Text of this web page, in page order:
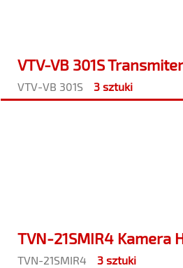
VTV-VB 301S
VTV-VB 301S 3 sztuki
TVN-21SMIR4 Kamera
TVN-21SMIR4 3 sztuki